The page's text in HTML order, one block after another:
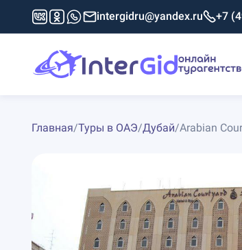
intergidru@yandex.ru +7
Главная/Туры в ОАЭ/Дубай/Arabian